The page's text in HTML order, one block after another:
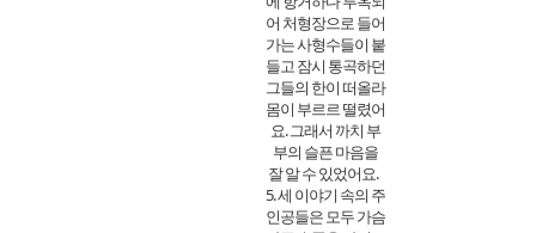
어 처형장으로 들어
가는 사형수들이 붙
들고 잠시 통곡하던
그들의 한이 떠올라
몸이 부르르 떨렸어
요. 그래서 까치 부
부의 슬픈 마음을
잘 알 수 있었어요.
5. 세 이야기 속의 주
인공들은 모두 가슴